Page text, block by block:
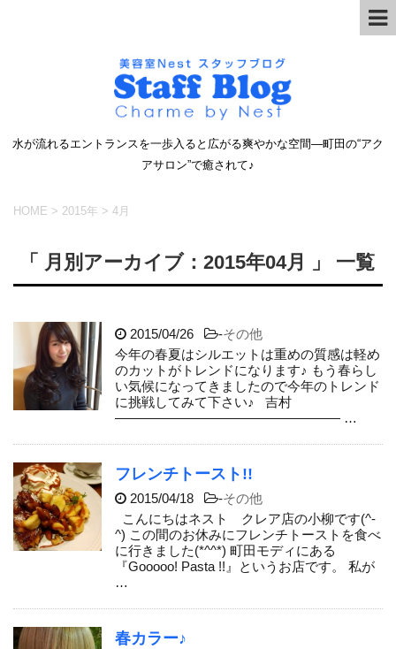
水が流れるエントランスを一歩入ると広がる爽やかな空間―町田の“アク
アサロン”で癒されて♪
HOME > 2015年 > 4月
「 月別アーカイブ：2015年04月 」 一覧
2015/04/26 -その他
今年の春夏はシルエットは重めの質感は軽め
のカットがトレンドになります♪ もう春らし
い気候になってきましたので今年のトレンド
に挑戦してみて下さい♪ 吉村
————————————————— …
フレンチトースト!!
2015/04/18 -その他
こんにちはネスト クレア店の小柳です(^-
^) この間のお休みにフレンチトーストを食べ
に行きました(*^^*) 町田モディにある
『Gooooo! Pasta !!』というお店です。 私が
…
春カラー♪